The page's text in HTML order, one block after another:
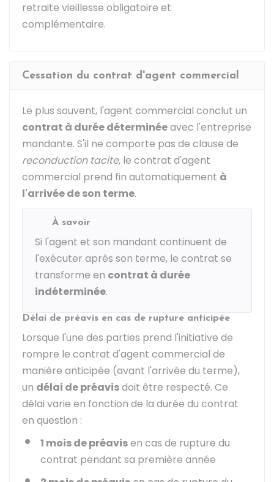
retraite vieillesse obligatoire et
complémentaire.
Cessation du contrat d'agent commercial
Le plus souvent, l'agent commercial conclut un
contrat à durée déterminéeavec l'entreprise
mandante. S'il ne comporte pas de clause de
reconduction tacite, le contrat d'agent
commercial prend fin automatiquement à
l'arrivée de son terme.
À savoir
Si l'agent et son mandant continuent de
l'exécuter après son terme, le contrat se
transforme en contrat à durée
indéterminée.
Délai de préavis en cas de rupture anticipée
Lorsque l'une des parties prend l'initiative de
rompre le contrat d'agent commercial de
manière anticipée (avant l'arrivée du terme),
un délai de préavisdoit être respecté. Ce
délai varie en fonction de la durée du contrat
en question :
1 mois de préavisen cas de rupture du
contrat pendant sa première année